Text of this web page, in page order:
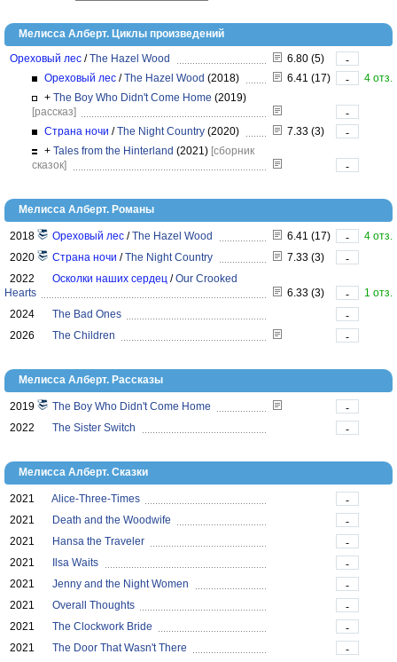
Мелисса Алберт. Циклы произведений
Ореховый лес /The Hazel Wood 6.80 (5)
-
Ореховый лес /The Hazel Wood (2018) 6.41 (17) -
4 отз.
+ The Boy Who Didn't Come Home (2019)
[рассказ]
-
Страна ночи /The Night Country (2020) 7.33 (3)
-
+ Tales from the Hinterland (2021) [сборник
сказок]
-
Мелисса Алберт. Романы
2018 Ореховый лес /The Hazel Wood 6.41 (17) -
4 отз.
2020
Страна ночи /The Night Country 7.33 (3)
-
2022
Осколки наших сердец /Our Crooked
Hearts
6.33 (3) -
1 отз.
2024
The Bad Ones
-
2026
The Children -
Мелисса Алберт. Рассказы
2019 The Boy Who Didn't Come Home
-
2022
The Sister Switch -
Мелисса Алберт. Сказки
2021 Alice-Three-Times
-
2021
Death and the Woodwife
-
2021
Hansa the Traveler
-
2021
Ilsa Waits
-
2021
Jenny and the Night Women
-
2021
Overall Thoughts
-
2021
The Clockwork Bride
-
2021
The Door That Wasn't There
-